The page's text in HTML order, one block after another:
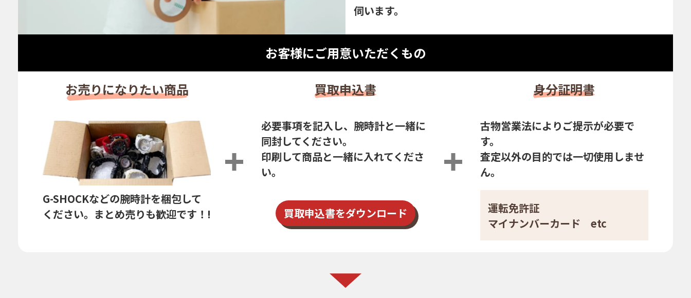
伺います。
お客様にご用意いただくもの
お売りになりたい商品
G-SHOCKなどの腕時計を梱包して
ください。まとめ売りも歓迎です！!
買取申込書
必要事項を記入し、腕時計と一緒に
同封してください。
印刷して商品と一緒に入れてくださ
い。
買取申込書をダウンロード
身分証明書
古物営業法によりご提示が必要で
す。
査定以外の目的では一切使用しませ
ん。
運転免許証
マイナンバーカード etc